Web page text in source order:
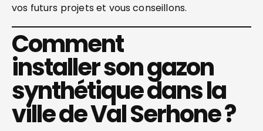
vos futurs projets et vous conseillons.
Comment
installer son gazon
synthétique dans la
ville de Val Serhone ?